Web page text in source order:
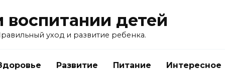
детей
уход и развитие ребенка.
Развитие Питание Интересное